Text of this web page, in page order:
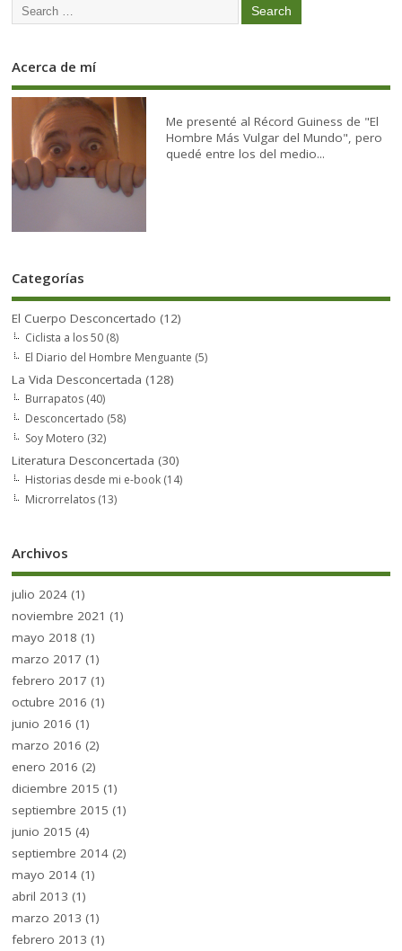
Acerca de mí
Me presenté al Récord Guiness de "El
Hombre Más Vulgar del Mundo", pero
quedé entre los del medio...
Categorías
El Cuerpo Desconcertado (12)
Ciclista a los 50 (8)
El Diario del Hombre Menguante (5)
La Vida Desconcertada (128)
Burrapatos (40)
Desconcertado (58)
Soy Motero (32)
Literatura Desconcertada (30)
Historias desde mi e-book (14)
Microrrelatos (13)
Archivos
julio 2024 (1)
noviembre 2021 (1)
mayo 2018 (1)
marzo 2017 (1)
febrero 2017 (1)
octubre 2016 (1)
junio 2016 (1)
marzo 2016 (2)
enero 2016 (2)
diciembre 2015 (1)
septiembre 2015 (1)
junio 2015 (4)
septiembre 2014 (2)
mayo 2014 (1)
abril 2013 (1)
marzo 2013 (1)
febrero 2013 (1)